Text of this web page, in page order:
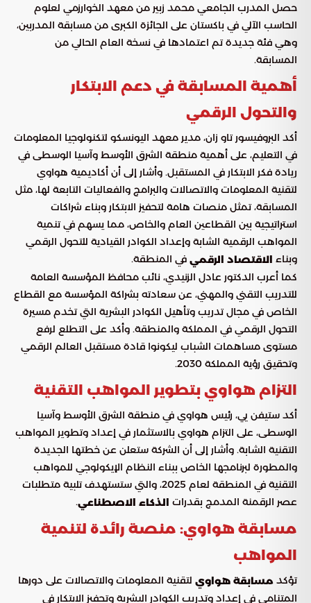
حصل المدرب الجامعي محمد زبير من معهد الخوارزمي لعلوم
الحاسب الآلي في باكستان على الجائزة الكبرى من مسابقة المدربين،
وهي فئة جديدة تم اعتمادها في نسخة العام الحالي من
المسابقة.
أهمية المسابقة في دعم الابتكار
والتحول الرقمي
أكد البروفيسور تاو زان، مدير معهد اليونسكو لتكنولوجيا المعلومات
في التعليم، على أهمية منطقة الشرق الأوسط وآسيا الوسطى في
ريادة فكر الابتكار في المستقبل. وأشار إلى أن أكاديمية هواوي
لتقنية المعلومات والاتصالات والبرامج والفعاليات التابعة لها، مثل
المسابقة، تمثل منصات هامة لتحفيز الابتكار وبناء شراكات
استراتيجية بين القطاعين العام والخاص، مما يسهم في تنمية
المواهب الرقمية الشابة وإعداد الكوادر القيادية للتحول الرقمي
وبناء الاقتصاد الرقمي في المنطقة.
كما أعرب الدكتور عادل الزنيدي، نائب محافظ المؤسسة العامة
للتدريب التقني والمهني، عن سعادته بشراكة المؤسسة مع القطاع
الخاص في مجال تدريب وتأهيل الكوادر البشرية التي تخدم مسيرة
التحول الرقمي في المملكة والمنطقة. وأكد على التطلع لرفع
مستوى مساهمات الشباب ليكونوا قادة مستقبل العالم الرقمي
وتحقيق رؤية المملكة 2030.
التزام هواوي بتطوير المواهب التقنية
أكد ستيفن يي، رئيس هواوي في منطقة الشرق الأوسط وآسيا
الوسطى، على التزام هواوي بالاستثمار في إعداد وتطوير المواهب
التقنية الشابة. وأشار إلى أن الشركة ستعلن عن خطتها الجديدة
والمطورة لبرنامجها الخاص ببناء النظام الإيكولوجي للمواهب
التقنية في المنطقة لعام 2025، والتي ستستهدف تلبية متطلبات
عصر الرقمنة المدمج بقدرات الذكاء الاصطناعي.
مسابقة هواوي: منصة رائدة لتنمية
المواهب
تؤكد مسابقة هواوي لتقنية المعلومات والاتصالات على دورها
المتنامي في إعداد وتدريب الكوادر البشرية وتحفيز الابتكار في